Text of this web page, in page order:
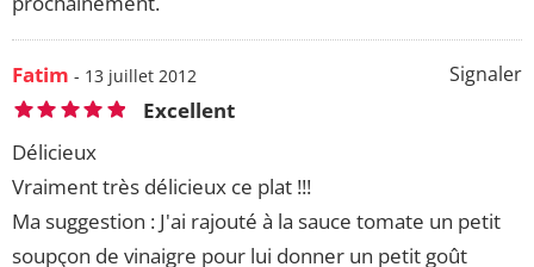
Signaler
Fatim - 13 juillet 2012
Excellent
Délicieux
Vraiment très délicieux ce plat !!!
Ma suggestion : J'ai rajouté à la sauce tomate un petit
soupçon de vinaigre pour lui donner un petit goût